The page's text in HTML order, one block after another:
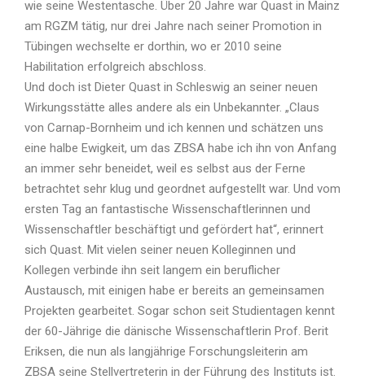
wie seine Westentasche. Über 20 Jahre war Quast in Mainz
am RGZM tätig, nur drei Jahre nach seiner Promotion in
Tübingen wechselte er dorthin, wo er 2010 seine
Habilitation erfolgreich abschloss.
Und doch ist Dieter Quast in Schleswig an seiner neuen
Wirkungsstätte alles andere als ein Unbekannter. „Claus
von Carnap-Bornheim und ich kennen und schätzen uns
eine halbe Ewigkeit, um das ZBSA habe ich ihn von Anfang
an immer sehr beneidet, weil es selbst aus der Ferne
betrachtet sehr klug und geordnet aufgestellt war. Und vom
ersten Tag an fantastische Wissenschaftlerinnen und
Wissenschaftler beschäftigt und gefördert hat“, erinnert
sich Quast. Mit vielen seiner neuen Kolleginnen und
Kollegen verbinde ihn seit langem ein beruflicher
Austausch, mit einigen habe er bereits an gemeinsamen
Projekten gearbeitet. Sogar schon seit Studientagen kennt
der 60-Jährige die dänische Wissenschaftlerin Prof. Berit
Eriksen, die nun als langjährige Forschungsleiterin am
ZBSA seine Stellvertreterin in der Führung des Instituts ist.